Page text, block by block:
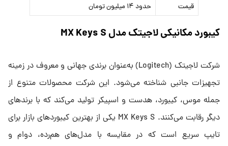
قیمت
حدود ۱۴ میلیون تومان
کیبورد مکانیکی لاجیتک مدل MX Keys S
شرکت لاجیتک (Logitech) به‌عنوان برندی جهانی و معروف در زمینه
تجهیزات جانبی شناخته می‌شود. این شرکت محصولات متنوع از
جمله موس، کیبورد، هدست و اسپیکر تولید می‌کند که با برندهای
دیگر رقابت می‌کنند. MX Keys S یکی از بهترین کیبوردهای بازار برای
تایپ سریع است که در مقایسه با مدل‌‌های هم‌رده، دوام و